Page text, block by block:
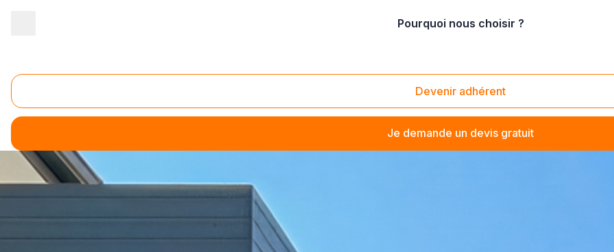
Pourquoi nous choisir ?
Devenir adhérent
Je demande un devis gratuit